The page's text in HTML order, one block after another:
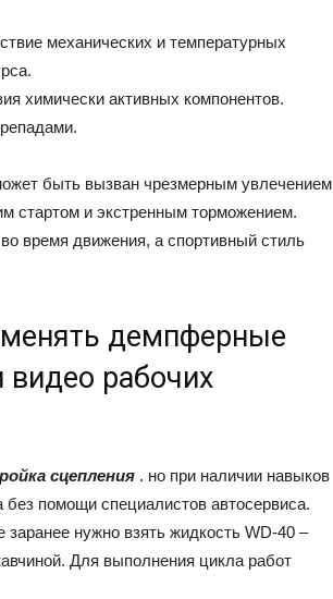
механических и температурных
химически активных компонентов.
быть вызван чрезмерным увлечением
стартом и экстренным торможением.
время движения, а спортивный стиль
демпферные
рабочих
сцепления . но при наличии навыков
помощи специалистов автосервиса.
нужно взять жидкость WD-40 –
Для выполнения цикла работ